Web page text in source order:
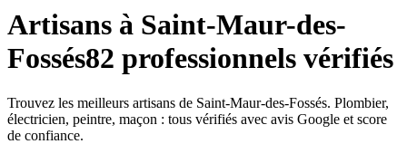
Artisans à Saint-Maur-des-
Fossés82 professionnels vérifiés
Trouvez les meilleurs artisans de Saint-Maur-des-Fossés. Plombier,
électricien, peintre, maçon : tous vérifiés avec avis Google et score
de confiance.